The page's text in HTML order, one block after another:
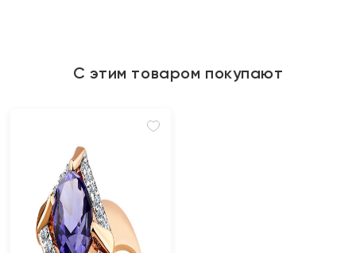
С этим товаром покупают